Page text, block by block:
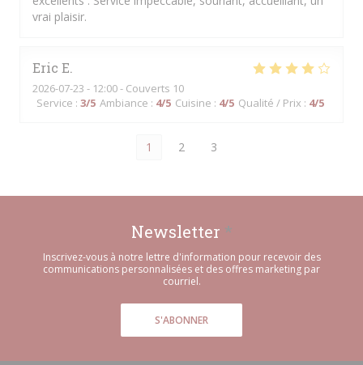
vrai plaisir.
Eric E
2026-07-23 - 12:00 - Couverts 10
Service : 3/5 Ambiance : 4/5 Cuisine : 4/5 Qualité / Prix : 4/5
1 2 3
Newsletter *
Inscrivez-vous à notre lettre d'information pour recevoir des
communications personnalisées et des offres marketing par
courriel.
S'ABONNER